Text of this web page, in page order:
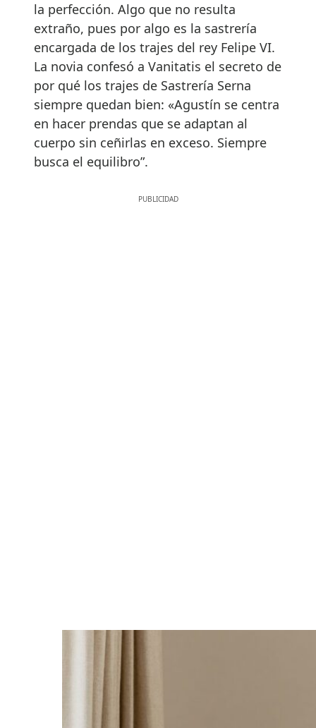
la perfección. Algo que no resulta
extraño, pues por algo es la sastrería
encargada de los trajes del rey Felipe VI.
La novia confesó a Vanitatis el secreto de
por qué los trajes de Sastrería Serna
siempre quedan bien: «Agustín se centra
en hacer prendas que se adaptan al
cuerpo sin ceñirlas en exceso. Siempre
busca el equilibro”.